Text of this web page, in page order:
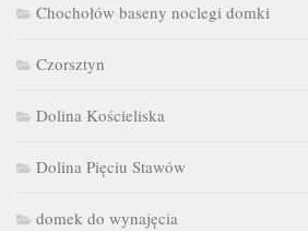
Chochołów baseny noclegi domki
Czorsztyn
Dolina Kościeliska
Dolina Pięciu Stawów
domek do wynajęcia